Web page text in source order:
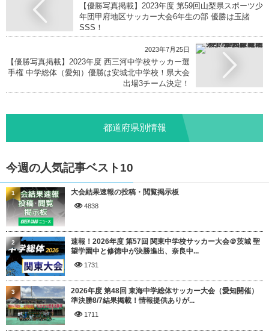
【優勝写真掲載】2023年度 第59回山梨県スポーツ少
年団甲府地区サッカー大会6年生の部 優勝は玉諸
SSS！
2023年7月25日
【優勝写真掲載】2023年度 西三河中学校サッカー選
手権 中学総体（愛知）優勝は安城北中学校！県大会
出場3チーム決定！
都道府県別情報
今週の人気記事ベスト10
大会結果速報の投稿・閲覧掲示板
4838
1
速報！2026年度 第57回 関東中学校サッカー大会＠茨城 聖
望学園中と修徳中が決勝進出、奈良中...
1731
2
2026年度 第48回 東海中学総体サッカー大会（愛知開催）
準決勝8/7結果掲載！情報提供ありが...
1711
3